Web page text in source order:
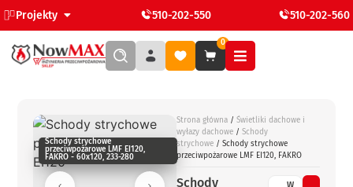
Projekty 510-202-550 510-202-560
0
Schody strychowe
przeciwpożarowe LMF EI120,
FAKRO - 60x120, 233-280
Strona główna / Świetliki dachowe i
wyłazy dachowe / Schody
strychowe / Schody strychowe
przeciwpożarowe LMF EI120, FAKRO
Schody